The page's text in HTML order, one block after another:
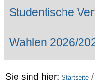
Studentische
Wahlen 2026/
Sie sind hier: Startseite /